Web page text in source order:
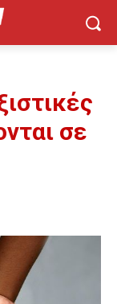
σε